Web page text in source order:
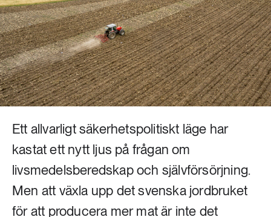
Mat & jordbruk
Skog
Social hållbarhet
Vatten
252 ARTIKLAR
Landsbygd
939 ARTIKLAR
Livsstil & konsumtion
612 ARTIKLAR
Mat & jordbruk
262 ARTIKLAR
Skog
Ett allvarligt säkerhetspolitiskt läge har
kastat ett nytt ljus på frågan om
livsmedelsberedskap och självförsörjning.
Men att växla upp det svenska jordbruket
för att producera mer mat är inte det